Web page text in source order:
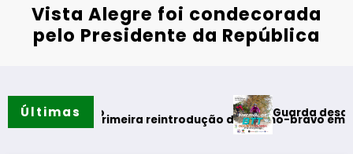
Vista Alegre foi condecorada
pelo Presidente da República
Últimas
primeira reintrodução de coelho-bravo em área
Guarda desafia